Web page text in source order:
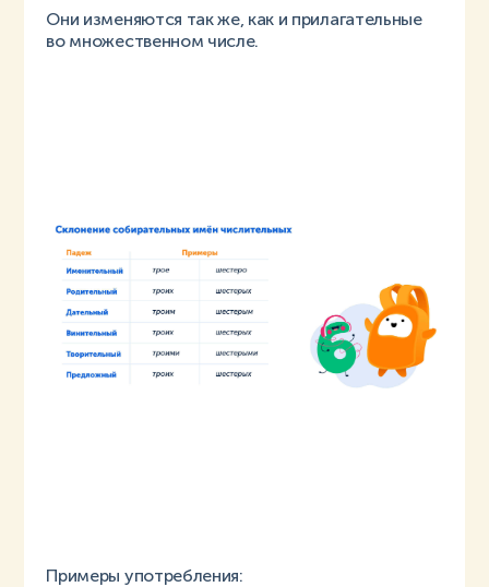
Они изменяются так же, как и прилагательные
во множественном числе.
Примеры употребления: